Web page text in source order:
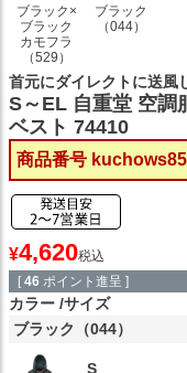
ブラック×
ブラック
カモフラ
（529）
ブラック
（044）
首元にダイレクトに送風
S～EL 自重堂 空調
ベスト 74410
商品番号
¥4,620税込
[ 46 ポイント進呈 ]
カラー サイズ
ブラック（044）
S